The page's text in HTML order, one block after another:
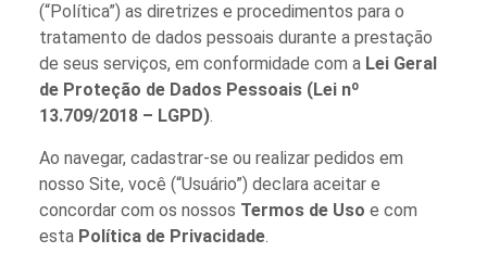
(“Política”) as diretrizes e procedimentos para o
tratamento de dados pessoais durante a prestação
de seus serviços, em conformidade com a Lei Geral
de Proteção de Dados Pessoais (Lei nº
13.709/2018 – LGPD).
Ao navegar, cadastrar-se ou realizar pedidos em
nosso Site, você (“Usuário”) declara aceitar e
concordar com os nossos Termos de Uso e com
esta Política de Privacidade.